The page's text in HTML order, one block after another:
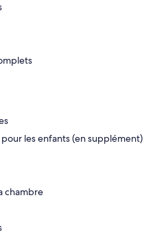
les enfants (en supplément)
chambre